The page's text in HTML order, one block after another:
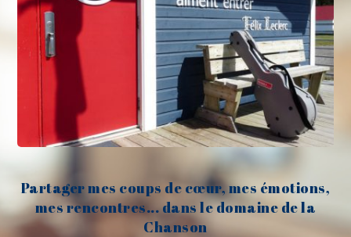
Partager mes coups de cœur, mes émotions,
mes rencontres... dans le domaine de la
Chanson